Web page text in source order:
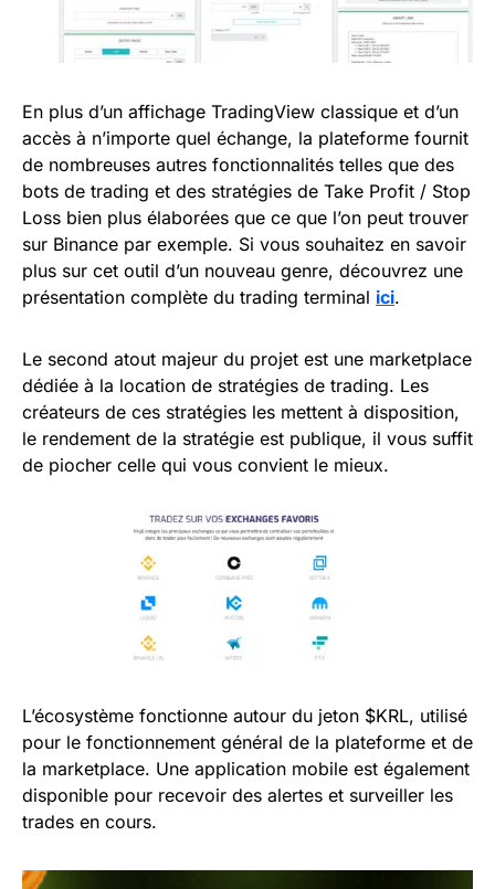
En plus d’un affichage TradingView classique et d’un
accès à n’importe quel échange, la plateforme fournit
de nombreuses autres fonctionnalités telles que des
bots de trading et des stratégies de Take Profit / Stop
Loss bien plus élaborées que ce que l’on peut trouver
sur Binance par exemple. Si vous souhaitez en savoir
plus sur cet outil d’un nouveau genre, découvrez une
présentation complète du trading terminal ici.
Le second atout majeur du projet est une marketplace
dédiée à la location de stratégies de trading. Les
créateurs de ces stratégies les mettent à disposition,
le rendement de la stratégie est publique, il vous suffit
de piocher celle qui vous convient le mieux.
L’écosystème fonctionne autour du jeton $KRL, utilisé
pour le fonctionnement général de la plateforme et de
la marketplace. Une application mobile est également
disponible pour recevoir des alertes et surveiller les
trades en cours.